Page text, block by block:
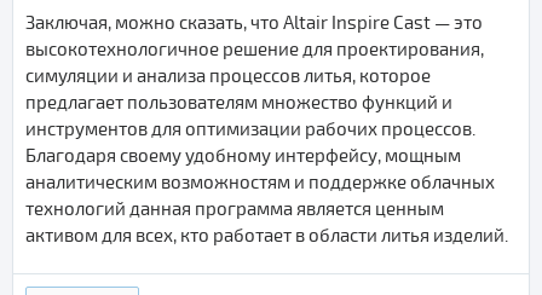
Заключая, можно сказать, что Altair Inspire Cast — это
высокотехнологичное решение для проектирования,
симуляции и анализа процессов литья, которое
предлагает пользователям множество функций и
инструментов для оптимизации рабочих процессов.
Благодаря своему удобному интерфейсу, мощным
аналитическим возможностям и поддержке облачных
технологий данная программа является ценным
активом для всех, кто работает в области литья изделий.